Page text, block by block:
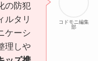
コドモニ編集
部
の防犯
ルタリ
ケーシ
理しや